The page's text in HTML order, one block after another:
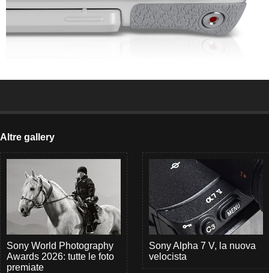
Altre gallery
Sony World Photography
Awards 2026: tutte le foto
premiate
Sony Alpha 7 V, la nuova
velocista